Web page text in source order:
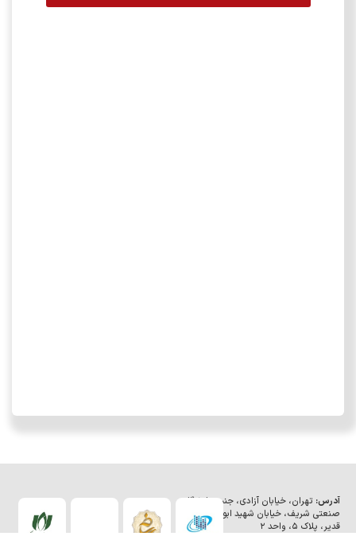
آدرس: تهران، خیابان آزادی، جنب دانشگاه
صنعتی شریف، خیابان شهید ابوالفضل
قدیر، پلاک ۵، واحد ۲